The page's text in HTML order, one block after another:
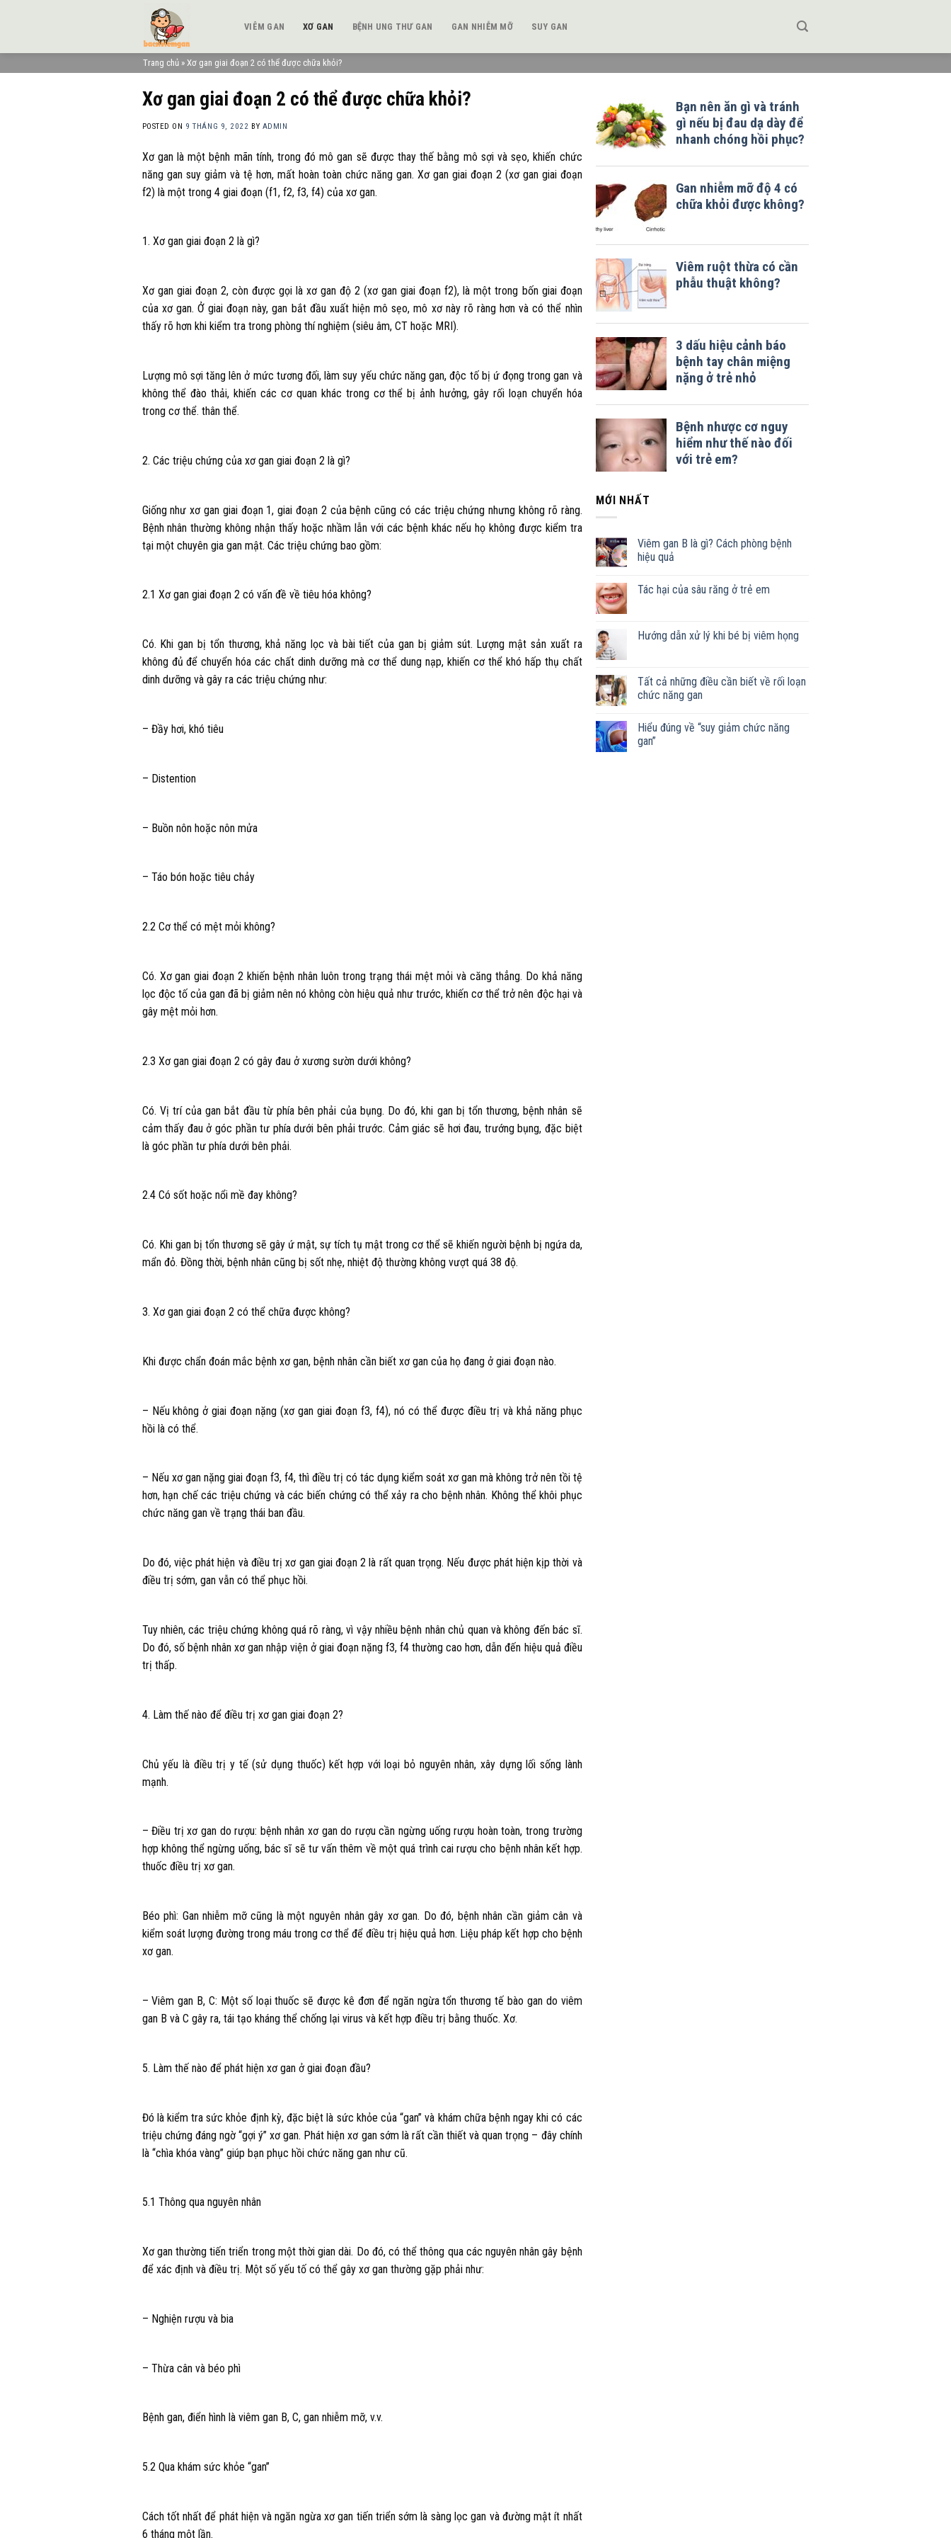
VIÊM GAN XƠ GAN BỆNH UNG THƯ GAN GAN NHIỄM MỠ SUY GAN
Trang chủ » Xơ gan giai đoạn 2 có thể được chữa khỏi?
Xơ gan giai đoạn 2 có thể được chữa khỏi?
POSTED ON 9 THÁNG 9, 2022 BY ADMIN
Xơ gan là một bệnh mãn tính, trong đó mô gan sẽ được thay thế bằng mô sợi và sẹo, khiến chức
năng gan suy giảm và tệ hơn, mất hoàn toàn chức năng gan. Xơ gan giai đoạn 2 (xơ gan giai đoạn
f2) là một trong 4 giai đoạn (f1, f2, f3, f4) của xơ gan.
1. Xơ gan giai đoạn 2 là gì?
Xơ gan giai đoạn 2, còn được gọi là xơ gan độ 2 (xơ gan giai đoạn f2), là một trong bốn giai đoạn
của xơ gan. Ở giai đoạn này, gan bắt đầu xuất hiện mô sẹo, mô xơ này rõ ràng hơn và có thể nhìn
thấy rõ hơn khi kiểm tra trong phòng thí nghiệm (siêu âm, CT hoặc MRI).
Lượng mô sợi tăng lên ở mức tương đối, làm suy yếu chức năng gan, độc tố bị ứ đọng trong gan và
không thể đào thải, khiến các cơ quan khác trong cơ thể bị ảnh hưởng, gây rối loạn chuyển hóa
trong cơ thể. thân thể.
2. Các triệu chứng của xơ gan giai đoạn 2 là gì?
Giống như xơ gan giai đoạn 1, giai đoạn 2 của bệnh cũng có các triệu chứng nhưng không rõ ràng.
Bệnh nhân thường không nhận thấy hoặc nhầm lẫn với các bệnh khác nếu họ không được kiểm tra
tại một chuyên gia gan mật. Các triệu chứng bao gồm:
2.1 Xơ gan giai đoạn 2 có vấn đề về tiêu hóa không?
Có. Khi gan bị tổn thương, khả năng lọc và bài tiết của gan bị giảm sút. Lượng mật sản xuất ra
không đủ để chuyển hóa các chất dinh dưỡng mà cơ thể dung nạp, khiến cơ thể khó hấp thụ chất
dinh dưỡng và gây ra các triệu chứng như:
– Đầy hơi, khó tiêu
– Distention
– Buồn nôn hoặc nôn mửa
– Táo bón hoặc tiêu chảy
2.2 Cơ thể có mệt mỏi không?
Có. Xơ gan giai đoạn 2 khiến bệnh nhân luôn trong trạng thái mệt mỏi và căng thẳng. Do khả năng
lọc độc tố của gan đã bị giảm nên nó không còn hiệu quả như trước, khiến cơ thể trở nên độc hại và
gây mệt mỏi hơn.
2.3 Xơ gan giai đoạn 2 có gây đau ở xương sườn dưới không?
Có. Vị trí của gan bắt đầu từ phía bên phải của bụng. Do đó, khi gan bị tổn thương, bệnh nhân sẽ
cảm thấy đau ở góc phần tư phía dưới bên phải trước. Cảm giác sẽ hơi đau, trướng bụng, đặc biệt
là góc phần tư phía dưới bên phải.
2.4 Có sốt hoặc nổi mề đay không?
Có. Khi gan bị tổn thương sẽ gây ứ mật, sự tích tụ mật trong cơ thể sẽ khiến người bệnh bị ngứa da,
mẩn đỏ. Đồng thời, bệnh nhân cũng bị sốt nhẹ, nhiệt độ thường không vượt quá 38 độ.
3. Xơ gan giai đoạn 2 có thể chữa được không?
Khi được chẩn đoán mắc bệnh xơ gan, bệnh nhân cần biết xơ gan của họ đang ở giai đoạn nào.
– Nếu không ở giai đoạn nặng (xơ gan giai đoạn f3, f4), nó có thể được điều trị và khả năng phục
hồi là có thể.
– Nếu xơ gan nặng giai đoạn f3, f4, thì điều trị có tác dụng kiểm soát xơ gan mà không trở nên tồi tệ
hơn, hạn chế các triệu chứng và các biến chứng có thể xảy ra cho bệnh nhân. Không thể khôi phục
chức năng gan về trạng thái ban đầu.
Do đó, việc phát hiện và điều trị xơ gan giai đoạn 2 là rất quan trọng. Nếu được phát hiện kịp thời và
điều trị sớm, gan vẫn có thể phục hồi.
Tuy nhiên, các triệu chứng không quá rõ ràng, vì vậy nhiều bệnh nhân chủ quan và không đến bác sĩ.
Do đó, số bệnh nhân xơ gan nhập viện ở giai đoạn nặng f3, f4 thường cao hơn, dẫn đến hiệu quả điều
trị thấp.
4. Làm thế nào để điều trị xơ gan giai đoạn 2?
Chủ yếu là điều trị y tế (sử dụng thuốc) kết hợp với loại bỏ nguyên nhân, xây dựng lối sống lành
mạnh.
– Điều trị xơ gan do rượu: bệnh nhân xơ gan do rượu cần ngừng uống rượu hoàn toàn, trong trường
hợp không thể ngừng uống, bác sĩ sẽ tư vấn thêm về một quá trình cai rượu cho bệnh nhân kết hợp.
thuốc điều trị xơ gan.
Béo phì: Gan nhiễm mỡ cũng là một nguyên nhân gây xơ gan. Do đó, bệnh nhân cần giảm cân và
kiểm soát lượng đường trong máu trong cơ thể để điều trị hiệu quả hơn. Liệu pháp kết hợp cho bệnh
xơ gan.
– Viêm gan B, C: Một số loại thuốc sẽ được kê đơn để ngăn ngừa tổn thương tế bào gan do viêm
gan B và C gây ra, tái tạo kháng thể chống lại virus và kết hợp điều trị bằng thuốc. Xơ.
5. Làm thế nào để phát hiện xơ gan ở giai đoạn đầu?
Đó là kiểm tra sức khỏe định kỳ, đặc biệt là sức khỏe của “gan” và khám chữa bệnh ngay khi có các
triệu chứng đáng ngờ “gợi ý” xơ gan. Phát hiện xơ gan sớm là rất cần thiết và quan trọng – đây chính
là “chìa khóa vàng” giúp bạn phục hồi chức năng gan như cũ.
5.1 Thông qua nguyên nhân
Xơ gan thường tiến triển trong một thời gian dài. Do đó, có thể thông qua các nguyên nhân gây bệnh
để xác định và điều trị. Một số yếu tố có thể gây xơ gan thường gặp phải như:
– Nghiện rượu và bia
– Thừa cân và béo phì
Bệnh gan, điển hình là viêm gan B, C, gan nhiễm mỡ, v.v.
5.2 Qua khám sức khỏe “gan”
Cách tốt nhất để phát hiện và ngăn ngừa xơ gan tiến triển sớm là sàng lọc gan và đường mật ít nhất
6 tháng một lần.
MỚI NHẤT
Viêm gan B là gì? Cách phòng bệnh
hiệu quả
Tác hại của sâu răng ở trẻ em
Hướng dẫn xử lý khi bé bị viêm họng
Tất cả những điều cần biết về rối loạn
chức năng gan
Hiểu đúng về “suy giảm chức năng
gan”